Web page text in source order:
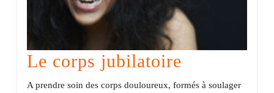
Le corps jubilatoire
corps
A prendre soin des corps douloureux, formés à soulager